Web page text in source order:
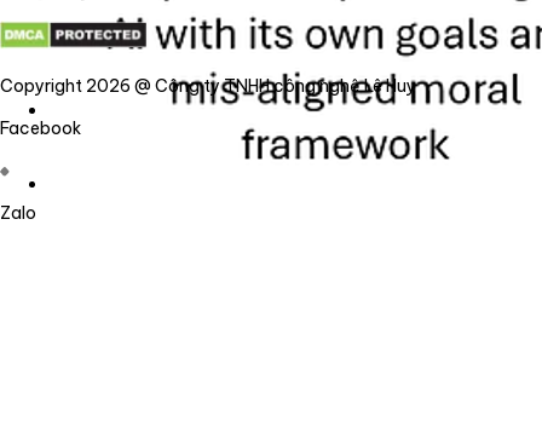
Copyright 2026 @ Công ty TNHH công nghệ Lê Huy
Facebook
Zalo